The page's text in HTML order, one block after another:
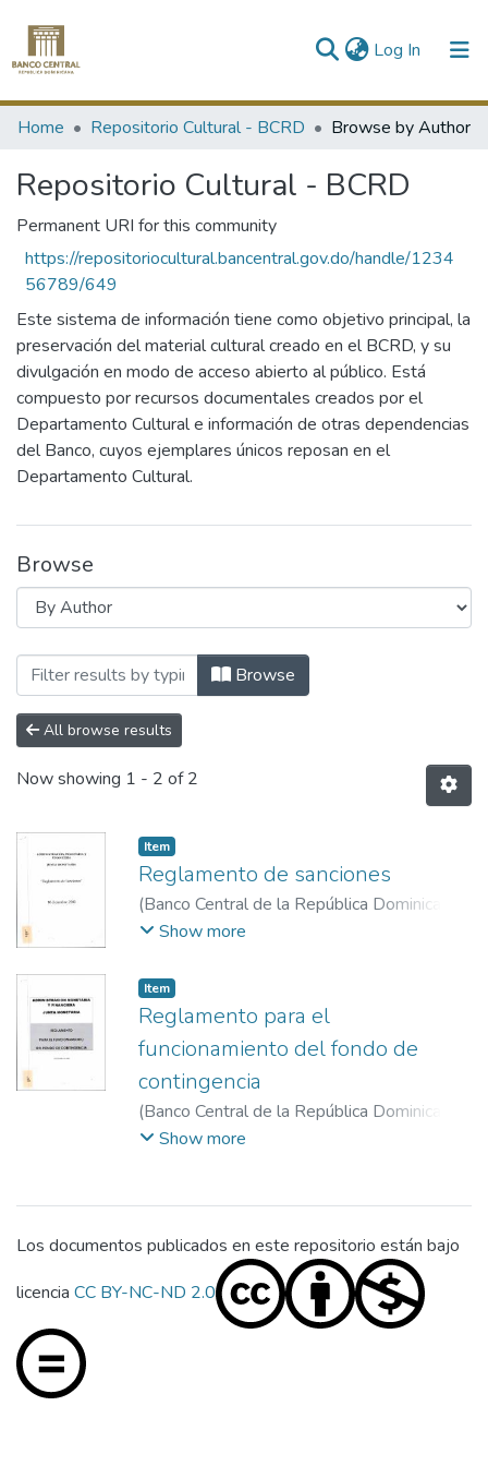
Log In (current)
Communities & Collections
Home Repositorio Cultural - BCRD Browse by Author
Repositorio Cultural - BCRD
Permanent URI for this community
https://repositoriocultural.bancentral.gov.do/handle/1234
56789/649
Este sistema de información tiene como objetivo principal, la
preservación del material cultural creado en el BCRD, y su
divulgación en modo de acceso abierto al público. Está
compuesto por recursos documentales creados por el
Departamento Cultural e información de otras dependencias
del Banco, cuyos ejemplares únicos reposan en el
Departamento Cultural.
Browse
Browsing Repositorio Cultural - BCRD
Browse
All browse results
Now showing 1 - 2 of 2
Item
Reglamento de sanciones
(Banco Central de la República Dominicana
2003-12-18)
Show more
Item
Reglamento para el
funcionamiento del fondo de
contingencia
(Banco Central de la República Dominicana
2003-12-16)
Show more
Los documentos publicados en este repositorio están bajo
licencia CC BY-NC-ND 2.0